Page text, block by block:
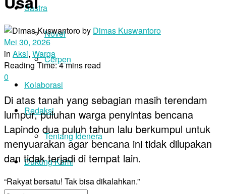
Sastra
Novel
Cerpen
Kolaborasi
Redaksi
Tentang Idenera
Dukung Kami
by Dimas Kuswantoro
Mei 30, 2026
in Aksi, Warga
Reading Time: 4 mins read
0
Di atas tanah yang sebagian masih terendam
lumpur, puluhan warga penyintas bencana
Lapindo dua puluh tahun lalu berkumpul untuk
menyuarakan agar bencana ini tidak dilupakan
dan tidak terjadi di tempat lain.
“Rakyat bersatu! Tak bisa dikalahkan.”